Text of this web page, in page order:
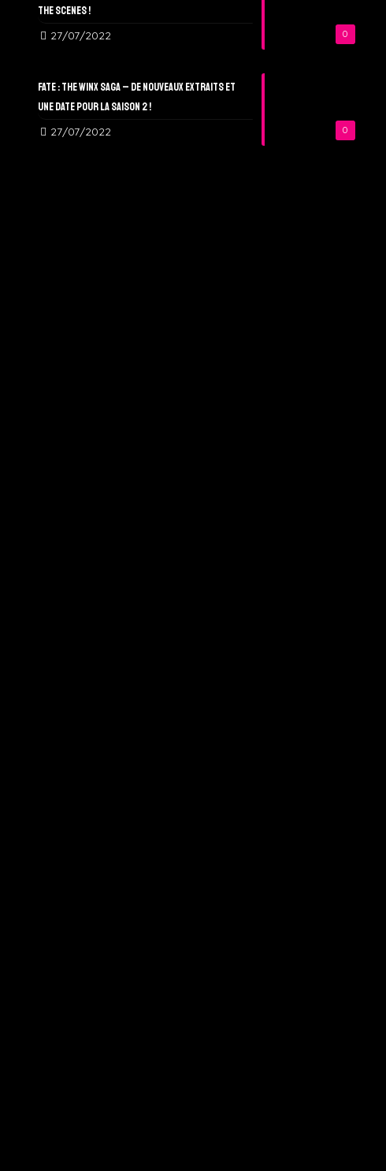
0
The Scenes !
27/07/2022
0
Fate : The Winx Saga – De nouveaux extraits et
une date pour la Saison 2 !
27/07/2022